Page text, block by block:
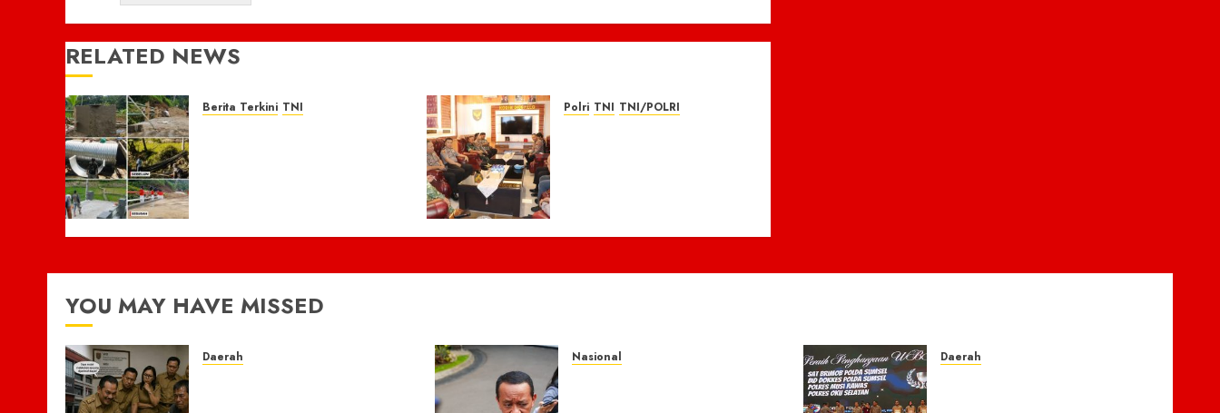
RELATED NEWS
Berita Terkini TNI
20 JULI 2026 0
Polri TNI TNI/POLRI
16 JULI 2026 0
YOU MAY HAVE MISSED
Daerah Nasional Daerah